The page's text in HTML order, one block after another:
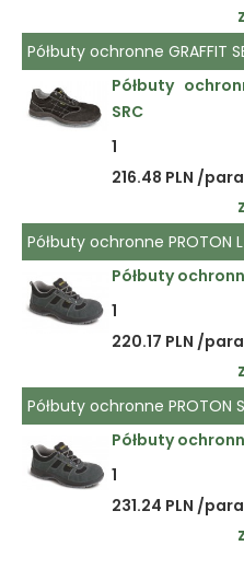
Półbuty ochronne GRAFFIT
Półbuty
SRC
1
216.48 PLN /para
Półbuty ochronne PROTON L
Półbuty
1
220.17 PLN /para
Półbuty ochronne PROTON
Półbuty
1
231.24 PLN /para